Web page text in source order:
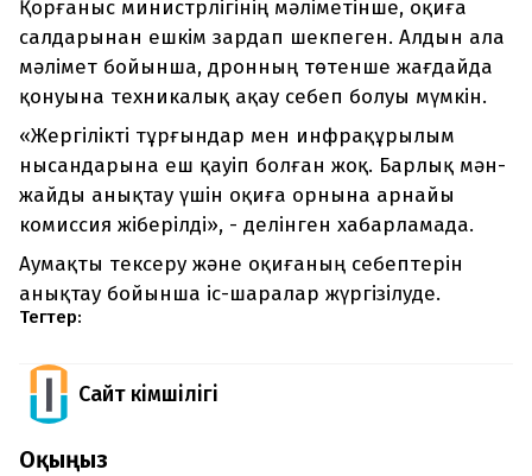
Қорғаныс министрлігінің мәліметінше, оқиға
салдарынан ешкім зардап шекпеген. Алдын ала
мәлімет бойынша, дронның төтенше жағдайда
қонуына техникалық ақау себеп болуы мүмкін.
«Жергілікті тұрғындар мен инфрақұрылым
нысандарына еш қауіп болған жоқ. Барлық мән-
жайды анықтау үшін оқиға орнына арнайы
комиссия жіберілді», - делінген хабарламада.
Аумақты тексеру және оқиғаның себептерін
анықтау бойынша іс-шаралар жүргізілуде.
Тегтер:
Сайт Әкімшілігі
Оқыңыз